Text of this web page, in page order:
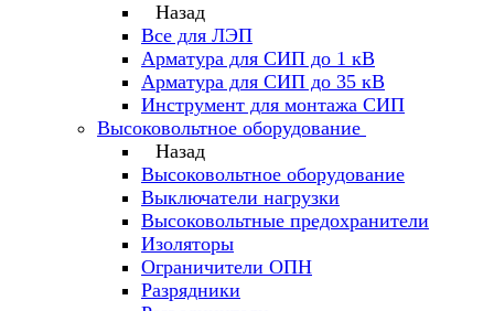
Назад
Все для ЛЭП
Арматура для СИП до 1 кВ
Арматура для СИП до 35 кВ
Инструмент для монтажа СИП
Высоковольтное оборудование
Назад
Высоковольтное оборудование
Выключатели нагрузки
Высоковольтные предохранители
Изоляторы
Ограничители ОПН
Разрядники